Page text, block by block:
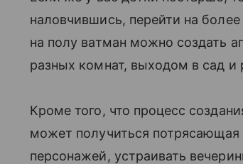
наловчившись, перейти на
на полу ватман можно создать
разных комнат, выходом в сад
Кроме того, что процесс
может получиться потрясающая
персонажей, устраивать